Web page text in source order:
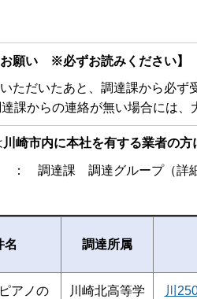
願い ※必ずお読みください】
ただいたあと、調達課から必ず
課からの連絡が無い場合には、
川崎市内に本社を有する業者の方
達課 調達グループ（詳
名 調達所属
アノの
川崎北高等学
川